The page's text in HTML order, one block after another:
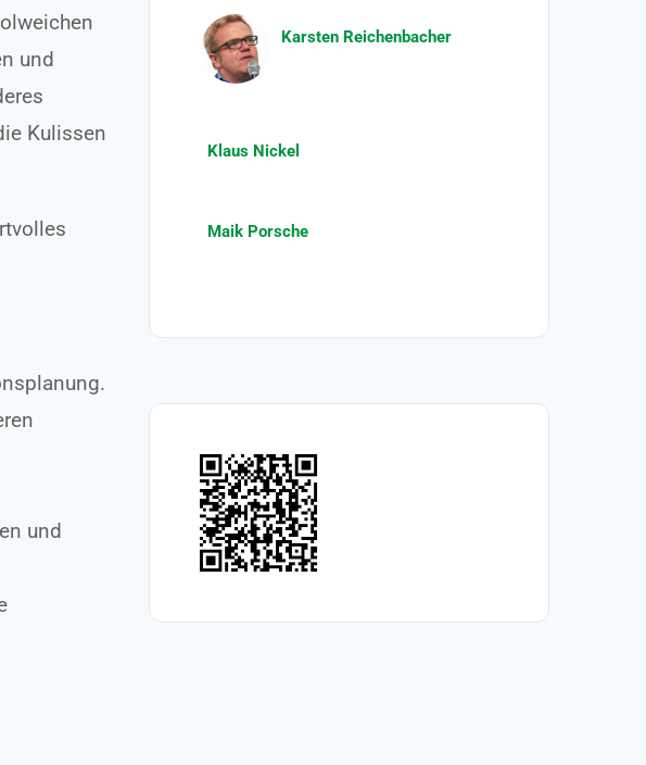
und
Kulissen
und
Karsten Reichenbacher
Klaus Nickel
Maik Porsche